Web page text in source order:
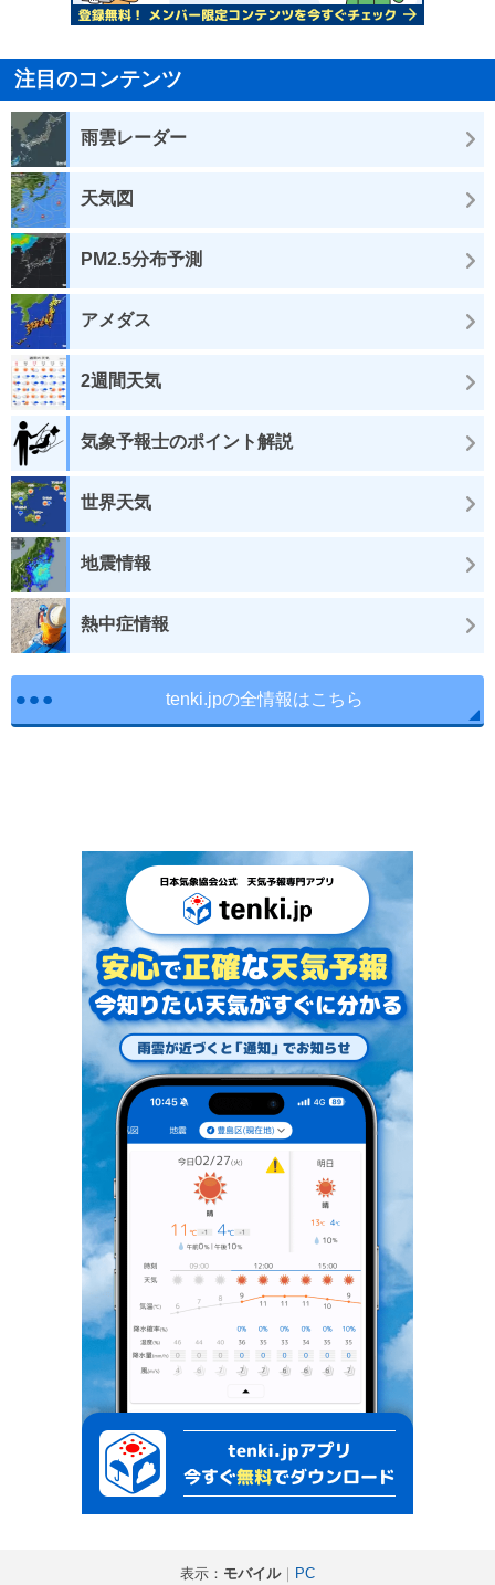
注目のコンテンツ
雨雲レーダー
天気図
PM2.5分布予測
アメダス
2週間天気
気象予報士のポイント解説
世界天気
地震情報
熱中症情報
tenki.jpの全情報はこちら
表示： モバイル｜ PC